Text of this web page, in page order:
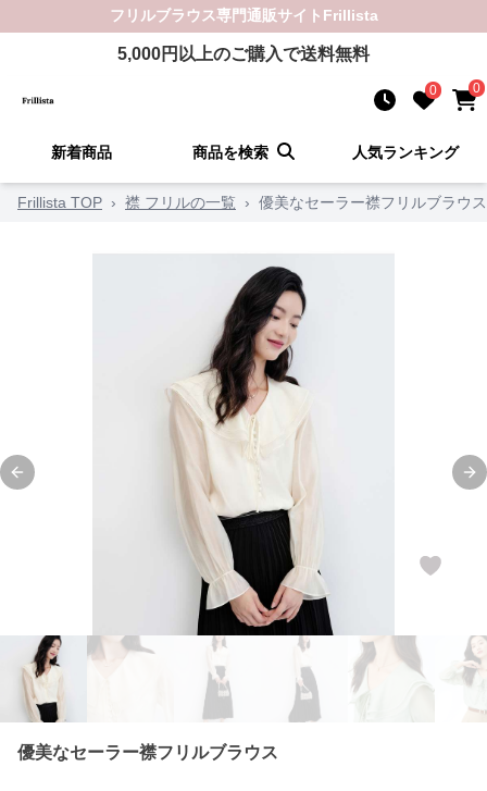
フリルブラウス専門通販サイト Frillista
5,000円以上のご購入で送料無料
0 0
新着商品 商品を検索 人気ランキング
Frillista TOP › 襟 フリルの一覧 › 優美なセーラー襟フリルブラウス
Previous slide
優美なセーラー襟フリルブラウス